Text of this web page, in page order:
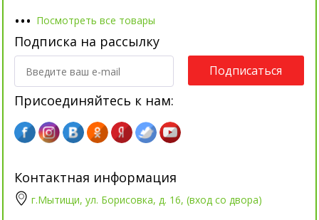
••• Посмотреть все товары
Подписка на рассылку
Подписаться
Присоединяйтесь к нам:
Контактная информация
г.Мытищи, ул. Борисовка, д. 16, (вход со двора)